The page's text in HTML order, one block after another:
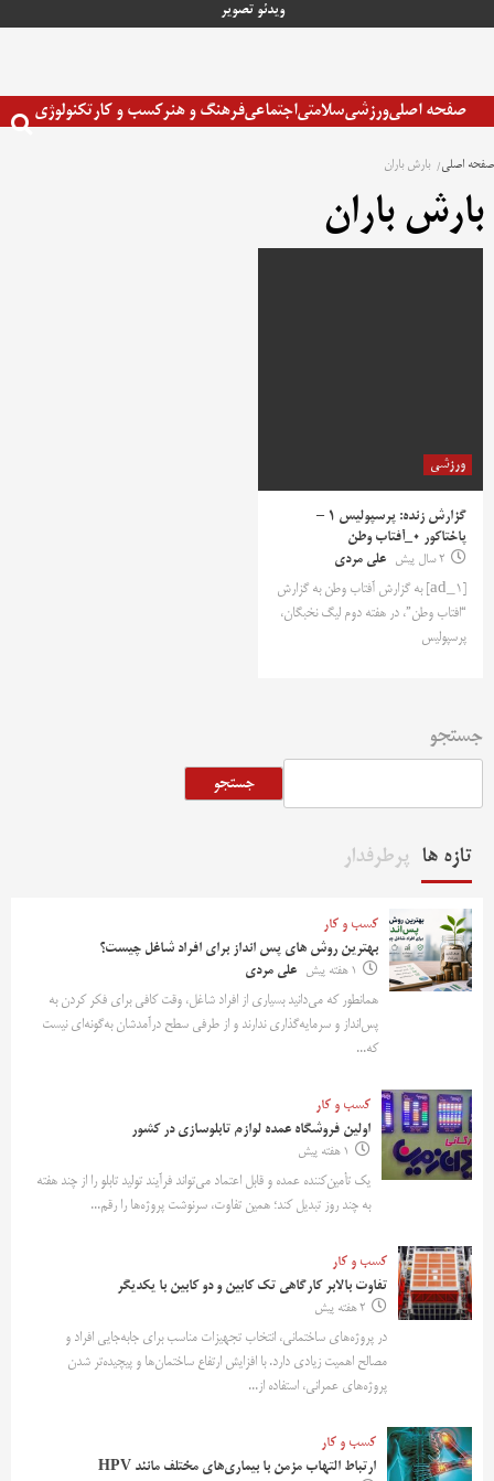
ویدئو تصویر
صفحه اصلیورزشیسلامتیاجتماعیفرهنگ و هنرکسب و کارتکنولوژی
صفحه اصلی بارش باران
بارش باران
ورزشی
گزارش زنده: پرسپولیس 1 –
پاختاکور ۰_آفتاب وطن
2 سال پیش
علی مردی
[ad_1] به گزارش آفتاب وطن به گزارش
“افتاب وطن”، در هفته دوم لیگ نخبگان،
پرسپولیس
جستجو
جستجو
تازه ها پرطرفدار
کسب و کار
بهترین روش‌ های پس‌ انداز برای افراد شاغل چیست؟
1 هفته پیش
علی مردی
همانطور که می‌دانید بسیاری از افراد شاغل، وقت کافی برای فکر کردن به
پس‌انداز و سرمایه‌گذاری ندارند و از طرفی سطح درآمدشان به‌گونه‌ای نیست
که...
کسب و کار
اولین فروشگاه عمده لوازم تابلوسازی در کشور
1 هفته پیش
یک تأمین‌کننده عمده و قابل اعتماد می‌تواند فرآیند تولید تابلو را از چند هفته
به چند روز تبدیل کند؛ همین تفاوت، سرنوشت پروژه‌ها را رقم...
کسب و کار
تفاوت بالابر کارگاهی تک کابین و دو کابین با یکدیگر
2 هفته پیش
در پروژه‌های ساختمانی، انتخاب تجهیزات مناسب برای جابه‌جایی افراد و
مصالح اهمیت زیادی دارد. با افزایش ارتفاع ساختمان‌ها و پیچیده‌تر شدن
پروژه‌های عمرانی، استفاده از...
کسب و کار
ارتباط التهاب مزمن با بیماری‌های مختلف مانند HPV